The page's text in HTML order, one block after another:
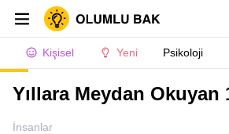
Kişisel Yeni Psikoloji
Yıllara Meydan Okuyan
İnsanlar